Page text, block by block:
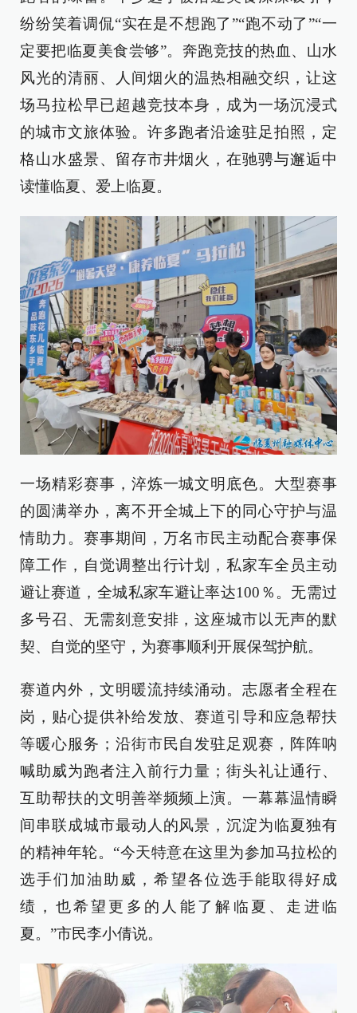
纷纷笑着调侃“实在是不想跑了”“跑不动了”“一
定要把临夏美食尝够”。奔跑竞技的热血、山水
风光的清丽、人间烟火的温热相融交织，让这
场马拉松早已超越竞技本身，成为一场沉浸式
的城市文旅体验。许多跑者沿途驻足拍照，定
格山水盛景、留存市井烟火，在驰骋与邂逅中
读懂临夏、爱上临夏。
一场精彩赛事，淬炼一城文明底色。大型赛事
的圆满举办，离不开全城上下的同心守护与温
情助力。赛事期间，万名市民主动配合赛事保
障工作，自觉调整出行计划，私家车全员主动
避让赛道，全城私家车避让率达100％。无需过
多号召、无需刻意安排，这座城市以无声的默
契、自觉的坚守，为赛事顺利开展保驾护航。
赛道内外，文明暖流持续涌动。志愿者全程在
岗，贴心提供补给发放、赛道引导和应急帮扶
等暖心服务；沿街市民自发驻足观赛，阵阵呐
喊助威为跑者注入前行力量；街头礼让通行、
互助帮扶的文明善举频频上演。一幕幕温情瞬
间串联成城市最动人的风景，沉淀为临夏独有
的精神年轮。“今天特意在这里为参加马拉松的
选手们加油助威，希望各位选手能取得好成
绩，也希望更多的人能了解临夏、走进临
夏。”市民李小倩说。